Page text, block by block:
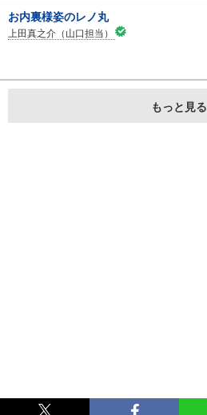
お内裏様姿のレノ丸
上田真之介（山口担当）
もっと見る